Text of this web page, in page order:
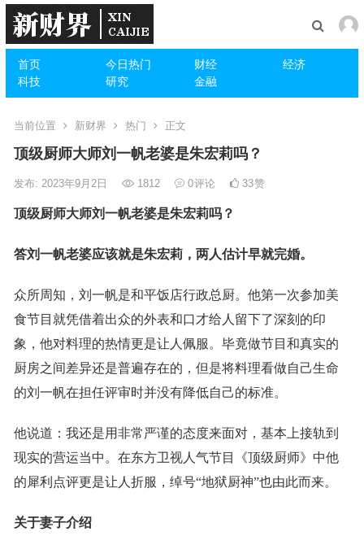
首页 今日热门 财经
经济
科技
研究 金融
当前位置 新财界 热门 正文
顶级厨师大师刘一帆老婆是朱宏莉吗？
发布: 2023年9月2日 1812 0评论 33赞
顶级厨师大师刘一帆老婆是朱宏莉吗？
答刘一帆老婆应该就是朱宏莉，两人估计早就完婚。
众所周知，刘一帆是和平饭店行政总厨。他第一次参加美
食节目就凭借着出众的外表和口才给人留下了深刻的印
象，他对料理的热情更是让人佩服。毕竟做节目和真实的
厨房之间差异还是普遍存在的，但是将料理看做自己生命
的刘一帆在担任评审时并没有降低自己的标准。
他说道：我还是用非常严谨的态度来面对，基本上接轨到
现实的营运当中。在东方卫视人气节目《顶级厨师》中他
的犀利点评更是让人折服，绰号“地狱厨神”也由此而来。
关于妻子介绍